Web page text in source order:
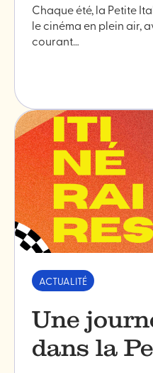
Chaque été, la Petite
le cinéma en plein air,
courant…
ACTUALITÉ
Une
dans la